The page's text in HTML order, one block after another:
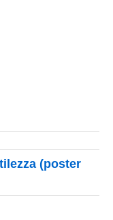
(poster